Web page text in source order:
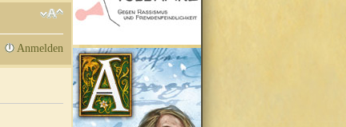
Anmelden